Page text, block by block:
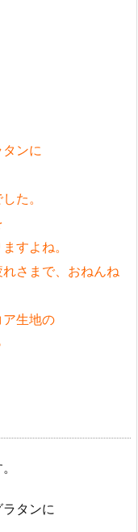
ンに
た。
すよね。
さまで、おねんね
生地の
タンに